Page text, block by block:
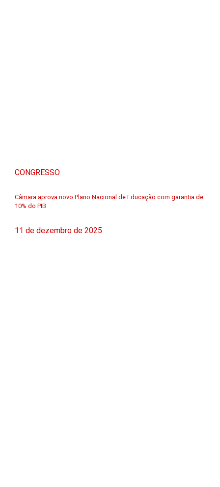
CONGRESSO
Câmara aprova novo Plano Nacional de Educação com garantia de
10% do PIB
11 de dezembro de 2025